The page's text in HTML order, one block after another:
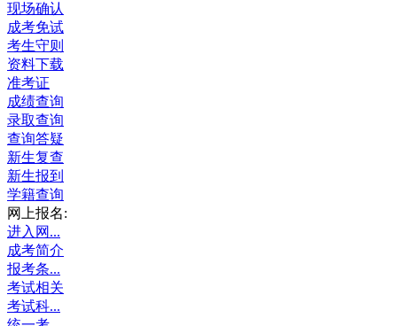
现场确认
成考免试
考生守则
资料下载
准考证
成绩查询
录取查询
查询答疑
新生复查
新生报到
学籍查询
网上报名:
进入网...
成考简介
报考条...
考试相关
考试科...